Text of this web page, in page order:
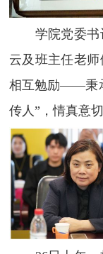
学院党委书
云及班主任老
相互勉励——秉
传人”，情真意